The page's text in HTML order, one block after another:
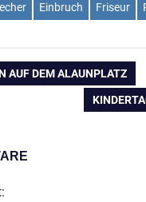
Einbruch Friseur
AUF DEM ALAUNPLATZ